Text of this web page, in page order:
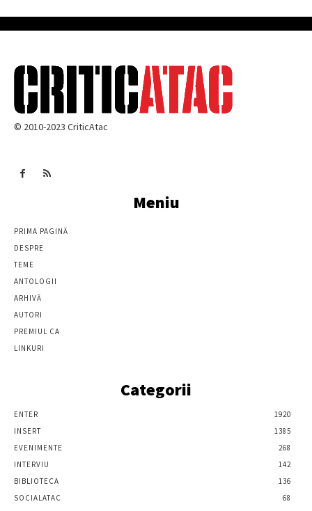
© 2010-2023 CriticAtac
Meniu
PRIMA PAGINĂ
DESPRE
TEME
ANTOLOGII
ARHIVĂ
AUTORI
PREMIUL CA
LINKURI
Categorii
ENTER
1920
INSERT
1385
EVENIMENTE
268
INTERVIU
142
BIBLIOTECA
136
SOCIALATAC
68